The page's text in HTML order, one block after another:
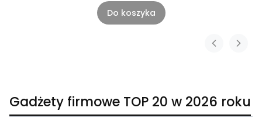
Do koszyka
Gadżety firmowe TOP 20 w 2026 roku